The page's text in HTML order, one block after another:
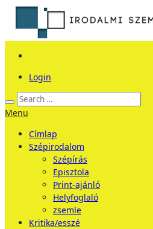
Login
Menu
Címlap
Szépirodalom
Szépírás
Episztola
Print-ajánló
Helyfoglaló
zsemle
Kritika/esszé